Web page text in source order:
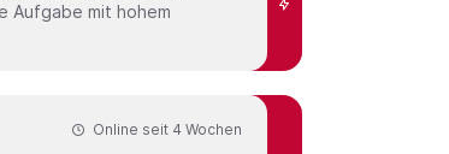
Aufgabe mit hohem
Online seit 4 Wochen